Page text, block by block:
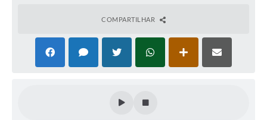
Galeria de Vídeos
COMPARTILHAR